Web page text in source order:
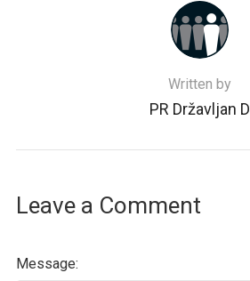
Written by
PR Državljan D
Leave a Comment
Message: